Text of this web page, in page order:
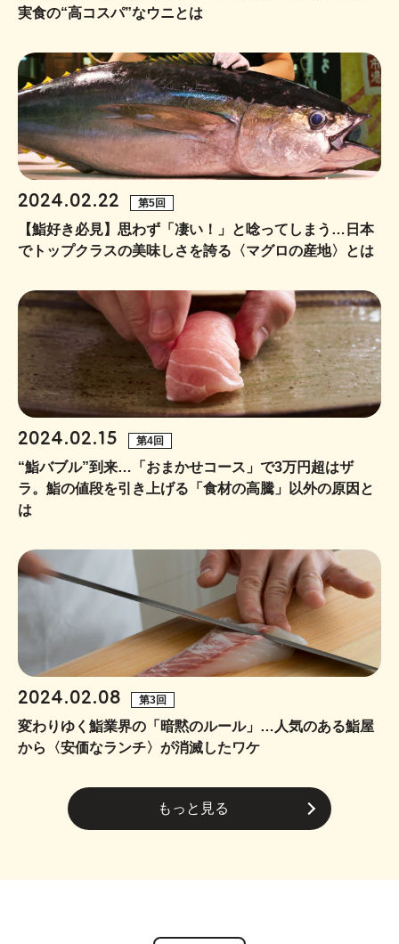
実食の“高コスパ”なウニとは
2024.02.22 第5回
【鮨好き必見】思わず「凄い！」と唸ってしまう…日本
でトップクラスの美味しさを誇る〈マグロの産地〉とは
2024.02.15 第4回
“鮨バブル”到来…「おまかせコース」で3万円超はザ
ラ。鮨の値段を引き上げる「食材の高騰」以外の原因と
は
2024.02.08 第3回
変わりゆく鮨業界の「暗黙のルール」…人気のある鮨屋
から〈安価なランチ〉が消滅したワケ
もっと見る